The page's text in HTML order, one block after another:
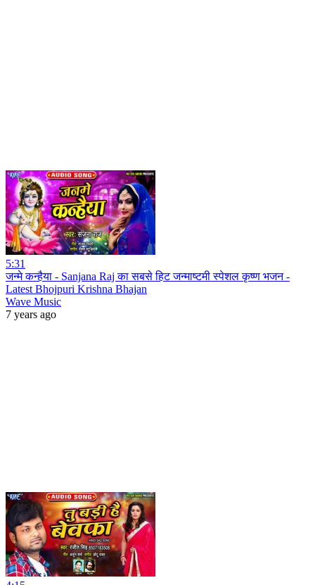
5:31
जन्मे कन्हैया - Sanjana Raj का सबसे हिट जन्माष्टमी स्पेशल कृष्ण भजन -
Latest Bhojpuri Krishna Bhajan
Wave Music
7 years ago